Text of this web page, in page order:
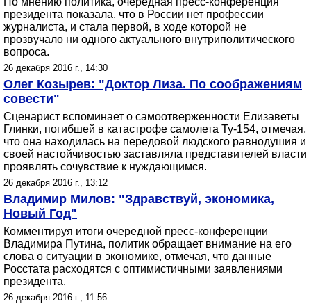
президента показала, что в России нет профессии
журналиста, и стала первой, в ходе которой не
прозвучало ни одного актуального внутриполитического
вопроса.
26 декабря 2016 г., 14:30
Олег Козырев: "Доктор Лиза. По соображениям
совести"
Сценарист вспоминает о самоотверженности Елизаветы
Глинки, погибшей в катастрофе самолета Ту-154, отмечая,
что она находилась на передовой людского равнодушия и
своей настойчивостью заставляла представителей власти
проявлять сочувствие к нуждающимся.
26 декабря 2016 г., 13:12
Владимир Милов: "Здравствуй, экономика,
Новый Год"
Комментируя итоги очередной пресс-конференции
Владимира Путина, политик обращает внимание на его
слова о ситуации в экономике, отмечая, что данные
Росстата расходятся с оптимистичными заявлениями
президента.
26 декабря 2016 г., 11:56